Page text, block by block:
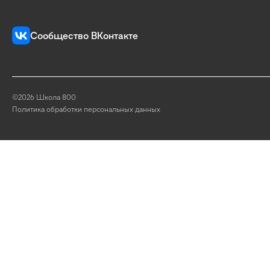
Сообщество ВКонтакте
©2026 Школа 800
Политика обработки персональных данных